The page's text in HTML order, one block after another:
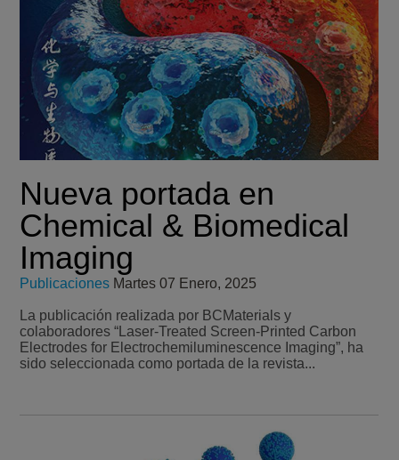
Nueva portada en
Chemical & Biomedical
Imaging
Publicaciones Martes 07 Enero, 2025
La publicación realizada por BCMaterials y
colaboradores “Laser-Treated Screen-Printed Carbon
Electrodes for Electrochemiluminescence Imaging”, ha
sido seleccionada como portada de la revista...